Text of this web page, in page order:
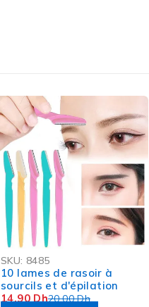
SKU: 8485
10 lames de rasoir à
sourcils et d'épilation
20,00Dh
14,90 Dh